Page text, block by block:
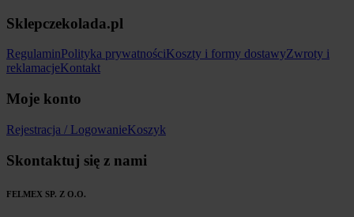
Sklepczekolada.pl
RegulaminPolityka prywatnościKoszty i formy dostawyZwroty i
reklamacjeKontakt
Moje konto
Rejestracja / LogowanieKoszyk
Skontaktuj się z nami
FELMEX SP. Z O.O.